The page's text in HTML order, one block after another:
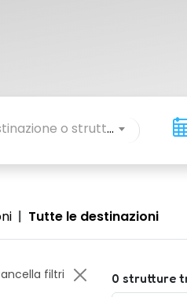
Destinazione o struttura
Tutte le destinazioni
filtri 0 strutture